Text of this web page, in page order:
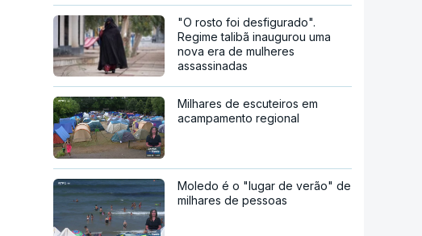
"O rosto foi desfigurado".
Regime talibã inaugurou uma
nova era de mulheres
assassinadas
Milhares de escuteiros em
acampamento regional
Moledo é o "lugar de verão" de
milhares de pessoas